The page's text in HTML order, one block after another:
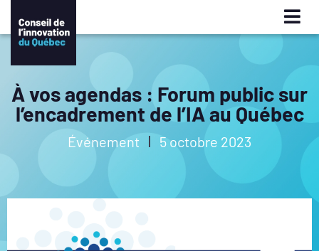
À vos agendas : Forum public sur
l’encadrement de l’IA au Québec
Événement 5 octobre 2023